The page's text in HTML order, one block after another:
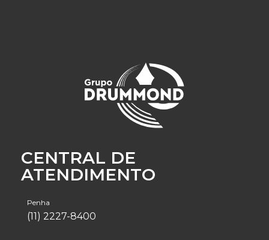
CENTRAL DE
ATENDIMENTO
Penha
(11) 2227-8400